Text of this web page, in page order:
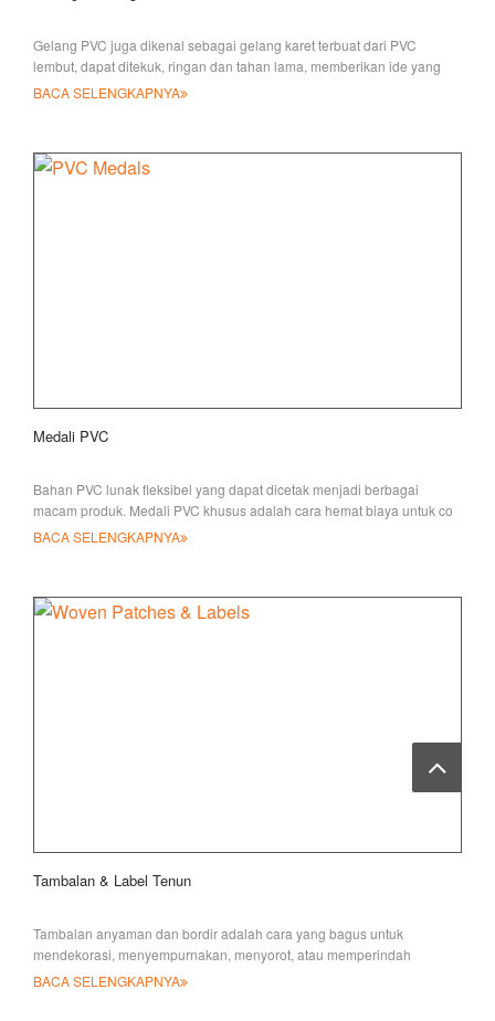
Gelang PVC juga dikenal sebagai gelang karet terbuat dari PVC
lembut, dapat ditekuk, ringan dan tahan lama, memberikan ide yang
mudah
BACA SELENGKAPNYA
Medali PVC
Bahan PVC lunak fleksibel yang dapat dicetak menjadi berbagai
macam produk. Medali PVC khusus adalah cara hemat biaya untuk co
BACA SELENGKAPNYA
Tambalan & Label Tenun
Tambalan anyaman dan bordir adalah cara yang bagus untuk
mendekorasi, menyempurnakan, menyorot, atau memperindah
tampilan pakaian, mainan, dan pakaian Anda
BACA SELENGKAPNYA